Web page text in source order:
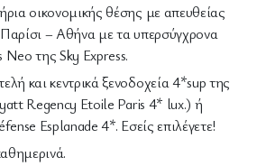
οικονομικής θέσης με απευθείας
– Αθήνα με τα υπερσύγχρονα
της Sky Express.
και κεντρικά ξενοδοχεία 4*sup της
Regency Etoile Paris 4* lux.) ή
Esplanade 4*. Εσείς επιλέγετε!